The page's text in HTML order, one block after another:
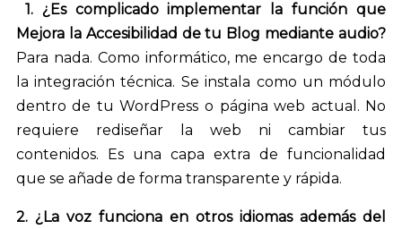
1. ¿Es complicado implementar la función que
Mejora la Accesibilidad de tu Blog mediante audio?
Para nada. Como informático, me encargo de toda
la integración técnica. Se instala como un módulo
dentro de tu WordPress o página web actual. No
requiere rediseñar la web ni cambiar tus
contenidos. Es una capa extra de funcionalidad
que se añade de forma transparente y rápida.
2. ¿La voz funciona en otros idiomas además del